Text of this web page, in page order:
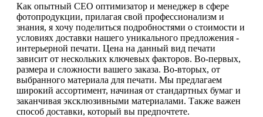
Как опытный СЕО оптимизатор и менеджер в сфере
фотопродукции, прилагая свой профессионализм и
знания, я хочу поделиться подробностями о стоимости и
условиях доставки нашего уникального предложения -
интерьерной печати. Цена на данный вид печати
зависит от нескольких ключевых факторов. Во-первых,
размера и сложности вашего заказа. Во-вторых, от
выбранного материала для печати. Мы предлагаем
широкий ассортимент, начиная от стандартных бумаг и
заканчивая эксклюзивными материалами. Также важен
способ доставки, который вы предпочтете.